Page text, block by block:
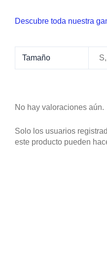
Descubre toda nuestra
Tamaño
No hay valoraciones aún.
Solo los usuarios
este producto pueden